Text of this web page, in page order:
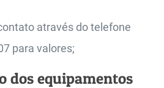
através do telefone
para valores;
dos equipamentos